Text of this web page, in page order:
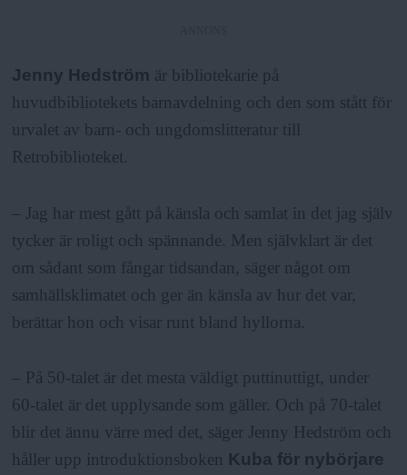
Jenny Hedström är bibliotekarie på
huvudbibliotekets barnavdelning och den som stått för
urvalet av barn- och ungdomslitteratur till
Retrobiblioteket.
– Jag har mest gått på känsla och samlat in det jag själv
tycker är roligt och spännande. Men självklart är det
om sådant som fångar tidsandan, säger något om
samhällsklimatet och ger än känsla av hur det var,
berättar hon och visar runt bland hyllorna.
– På 50-talet är det mesta väldigt puttinuttigt, under
60-talet är det upplysande som gäller. Och på 70-talet
blir det ännu värre med det, säger Jenny Hedström och
håller upp introduktionsboken Kuba för nybörjare